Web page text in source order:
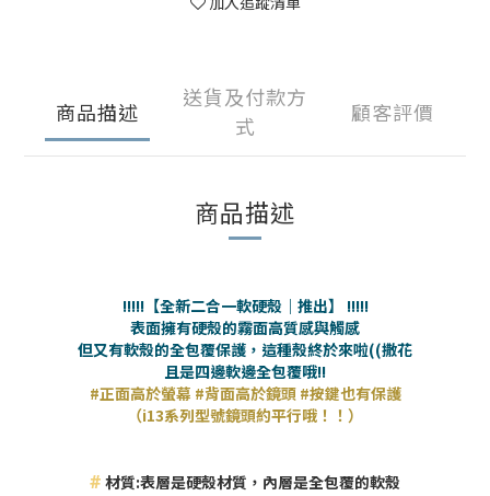
商品描述
送貨及付款方
式
顧客評價
商品描述
!!!!!【全新二合一軟硬殼｜推出】
!!!!!
表面擁有硬殼的霧面高質感與觸感
但又有軟殼的全包覆保護，這種殼終於來啦((撒花
且是四邊軟邊全包覆哦!!
#正面高於螢幕 #背面高於鏡頭 #按鍵也有保護
（i13系列型號鏡頭約平行哦！！）
# 材質:表層是硬殼材質，內層是全包覆的軟殼